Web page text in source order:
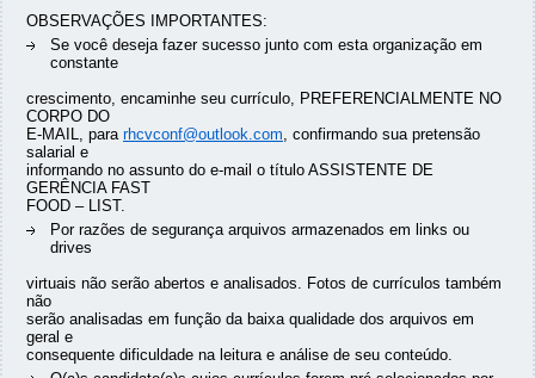
OBSERVAÇÕES IMPORTANTES:
Se você deseja fazer sucesso junto com esta organização em
constante
crescimento, encaminhe seu currículo, PREFERENCIALMENTE NO
CORPO DO
E-MAIL, para rhcvconf@outlook.com, confirmando sua pretensão
salarial e
informando no assunto do e-mail o título ASSISTENTE DE
GERÊNCIA FAST
FOOD – LIST.
Por razões de segurança arquivos armazenados em links ou
drives
virtuais não serão abertos e analisados. Fotos de currículos também
não
serão analisadas em função da baixa qualidade dos arquivos em
geral e
consequente dificuldade na leitura e análise de seu conteúdo.